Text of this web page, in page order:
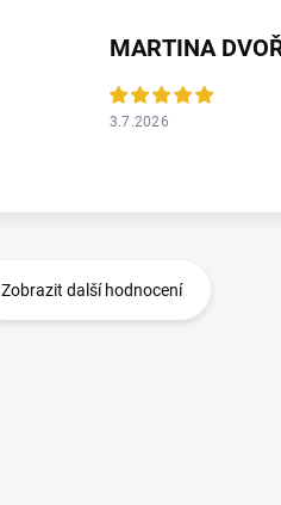
MARTINA
3.7.2026
Zobrazit další hodnocení